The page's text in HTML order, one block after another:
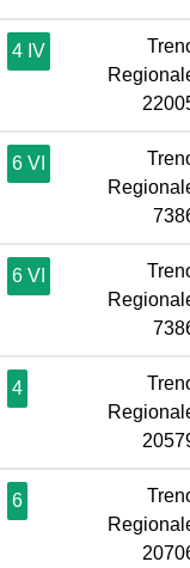
4 IV
6 VI
6 VI
4
6